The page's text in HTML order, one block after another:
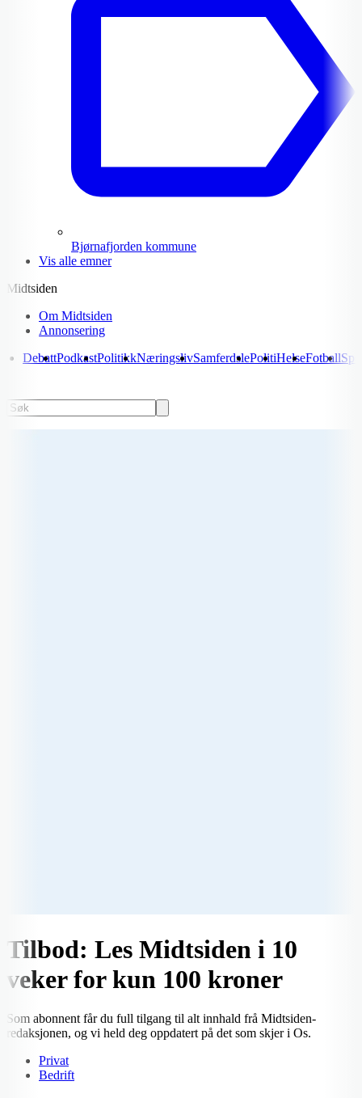
Bjørnafjorden kommune
Vis alle emner
Midtsiden
Om Midtsiden
Annonsering
DebattPodkastPolitikkNæringslivSamferdslePolitiHelseFotball
Tilbod: Les Midtsiden i 10
veker for kun 100 kroner
Som abonnent får du full tilgang til alt innhald frå Midtsiden-
redaksjonen, og vi held deg oppdatert på det som skjer i Os.
Privat
Bedrift